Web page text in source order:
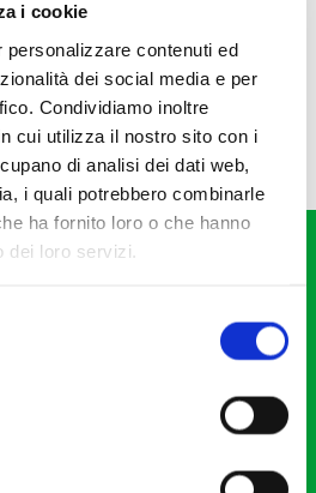
i cookie
contenuti ed
dei social media e per
Condividiamo inoltre
cui utilizza il nostro sito con i
di analisi dei dati web,
i quali potrebbero combinarle
ha fornito loro o che hanno
dei loro servizi.